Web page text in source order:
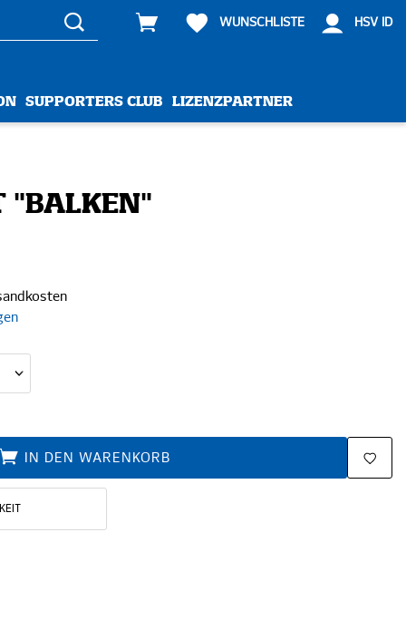
WUNSCHLISTE HSV ID
SUPPORTERS CLUB LIZENZPARTNER
"BALKEN"
IN DEN WARENKORB